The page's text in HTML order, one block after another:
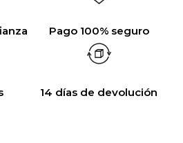
Pago 100% seguro
14 días de devolución